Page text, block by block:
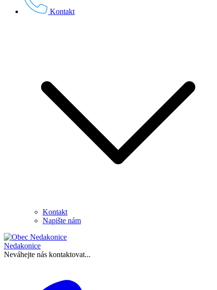
Kontakt
Kontakt
Napište nám
Nedakonice
Neváhejte nás kontaktovat...